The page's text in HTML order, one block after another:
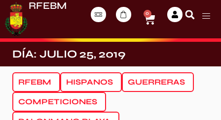
RFEBM
0
DÍA: JULIO 25, 2019
RFEBM HISPANOS GUERRERAS
COMPETICIONES